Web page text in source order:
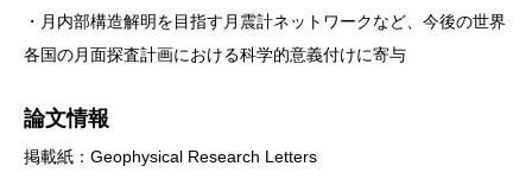
・月内部構造解明を目指す月震計ネットワークなど、今後の世界
各国の月面探査計画における科学的意義付けに寄与
論文情報
掲載紙：Geophysical Research Letters